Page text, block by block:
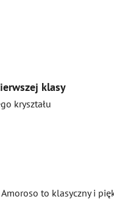
klasy
kryształu
to klasyczny i